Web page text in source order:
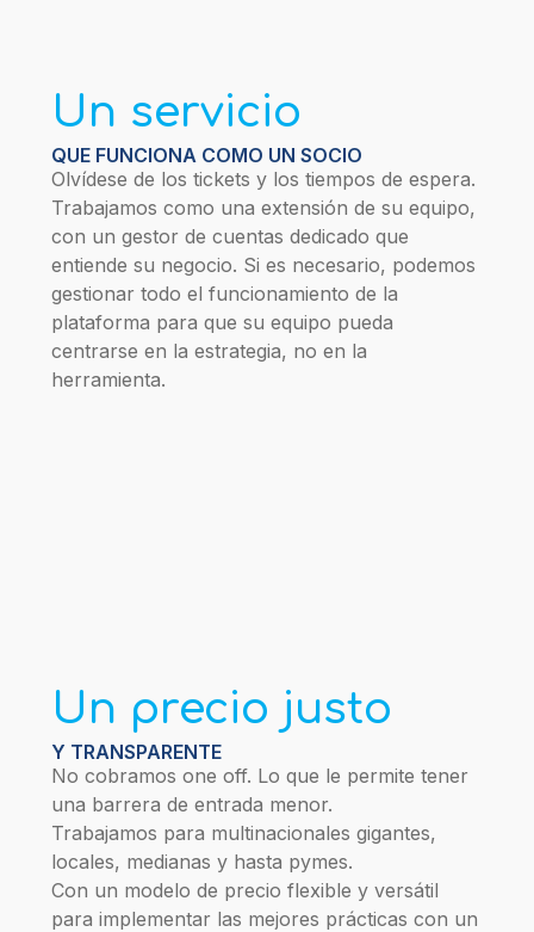
Un servicio
QUE FUNCIONA COMO UN SOCIO
Olvídese de los tickets y los tiempos de espera.
Trabajamos como una extensión de su equipo,
con un gestor de cuentas dedicado que
entiende su negocio. Si es necesario, podemos
gestionar todo el funcionamiento de la
plataforma para que su equipo pueda
centrarse en la estrategia, no en la
herramienta.
Un precio justo
Y TRANSPARENTE
No cobramos one off. Lo que le permite tener
una barrera de entrada menor.
Trabajamos para multinacionales gigantes,
locales, medianas y hasta pymes.
Con un modelo de precio flexible y versátil
para implementar las mejores prácticas con un